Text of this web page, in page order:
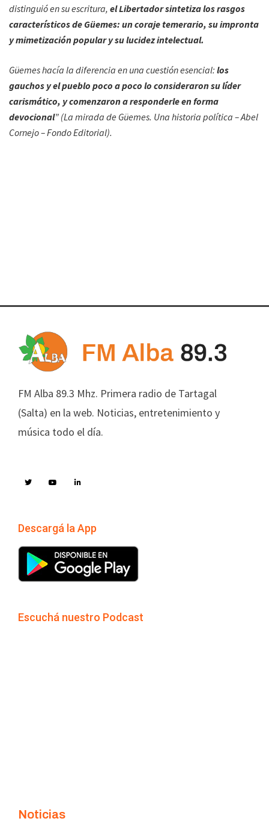
distinguió en su escritura, el Libertador sintetiza los rasgos
característicos de Güemes: un coraje temerario, su impronta
y mimetización popular y su lucidez intelectual.
Güemes hacía la diferencia en una cuestión esencial: los
gauchos y el pueblo poco a poco lo consideraron su líder
carismático, y comenzaron a responderle en forma
devocional” (La mirada de Güemes. Una historia política – Abel
Cornejo – Fondo Editorial).
FM Alba 89.3 Mhz. Primera radio de Tartagal
(Salta) en la web. Noticias, entretenimiento y
música todo el día.
Descargá la App
Escuchá nuestro Podcast
Noticias